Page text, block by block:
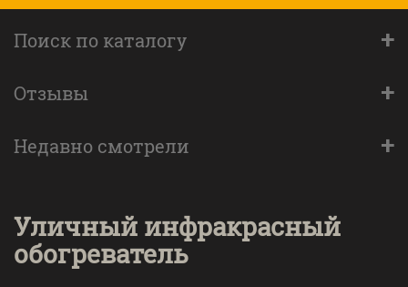
Поиск по каталогу +
Отзывы +
Недавно смотрели +
Уличный инфракрасный
обогреватель